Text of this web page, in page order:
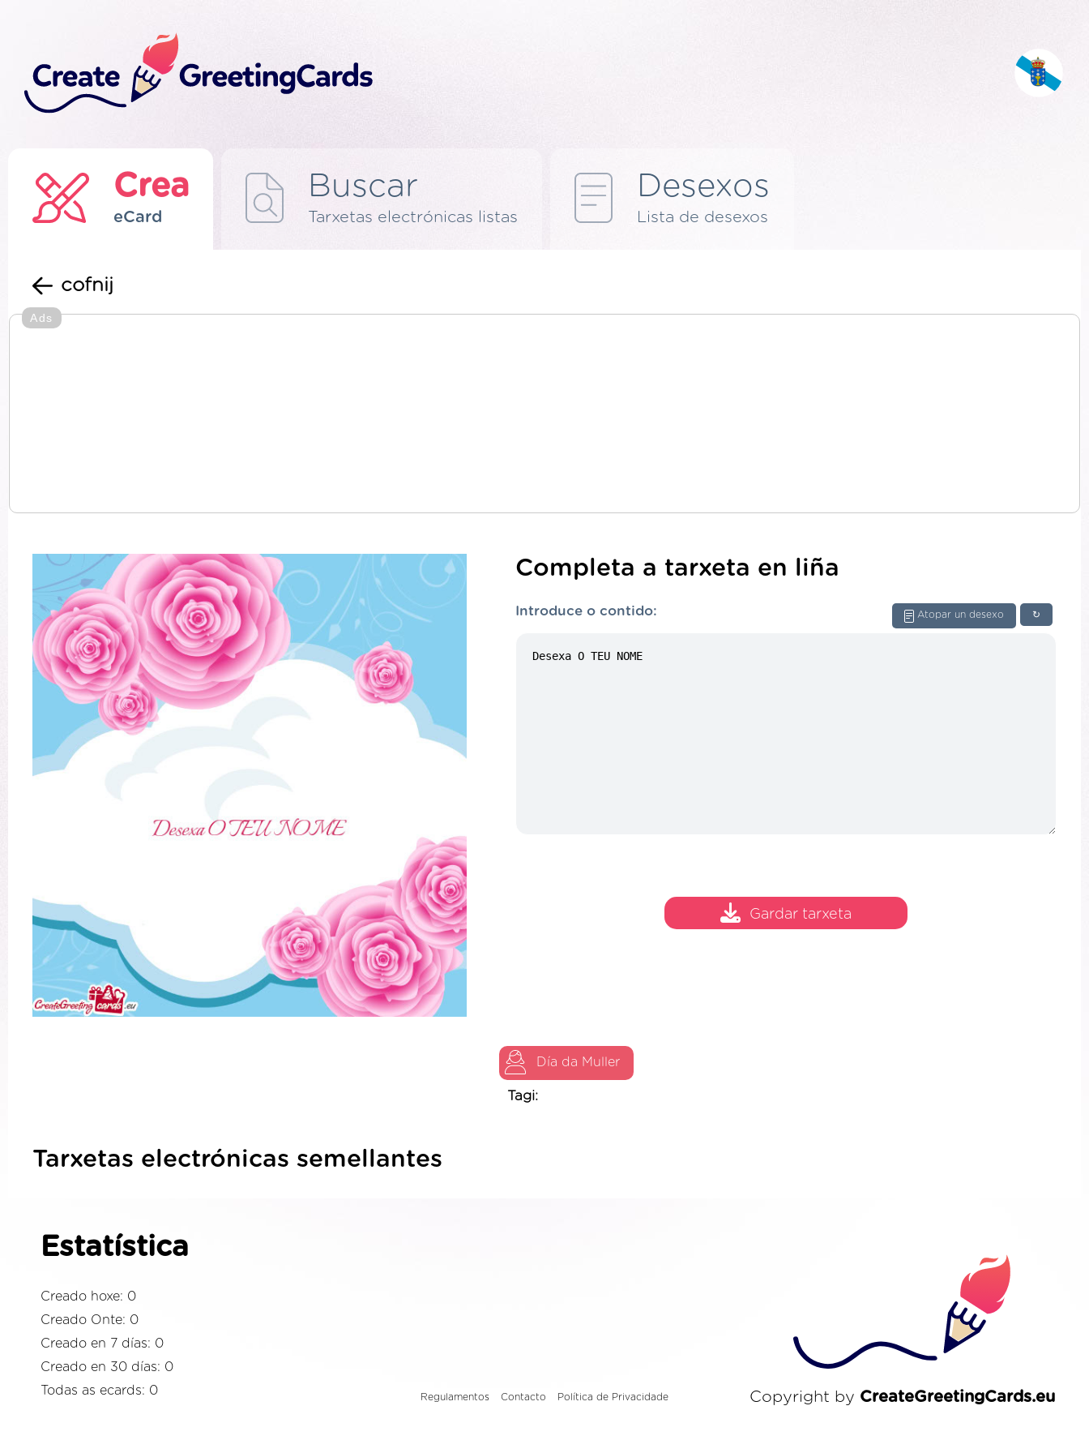
Crea
eCard
Buscar
Tarxetas electrónicas listas
Desexos
Lista de desexos
cofnij
Ads
Completa a tarxeta en liña
↻
Atopar un desexo
Introduce o contido:
Día da Muller
Tagi:
Gardar tarxeta
Tarxetas electrónicas semellantes
Estatística
Creado hoxe: 0
Creado Onte: 0
Creado en 7 días: 0
Creado en 30 días: 0
Todas as ecards: 0
Regulamentos Contacto Política de Privacidade Copyright by CreateGreetingCards.eu